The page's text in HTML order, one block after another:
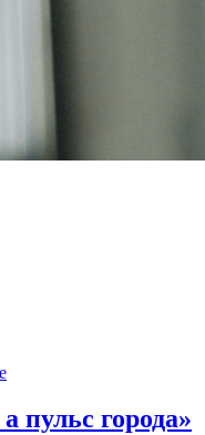
пульс города»